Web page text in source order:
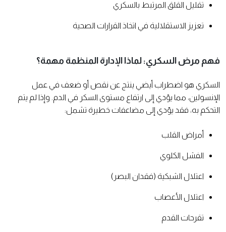
تقليل القلق المرتبط بالسكري
تعزيز الاستقلالية في اتخاذ القرارات الصحية
فهم مرض السكري: لماذا الإدارة المنظمة مهمة؟
السكري هو اضطراب أيضي ينتج عن نقص أو ضعف في عمل
الإنسولين، مما يؤدي إلى ارتفاع مستوى السكر في الدم. وإذا لم يتم
التحكم به، فقد يؤدي إلى مضاعفات خطيرة تشمل:
أمراض القلب
الفشل الكلوي
اعتلال الشبكية (فقدان البصر)
اعتلال الأعصاب
تقرحات القدم